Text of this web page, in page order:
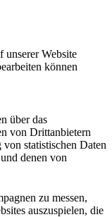
unserer Website
können
über das
von Drittanbietern
statistischen Daten
denen von
zu messen,
auszuspielen, die